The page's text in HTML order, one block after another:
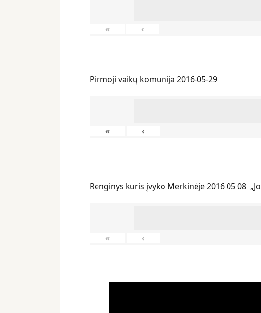
« ‹
Pirmoji vaikų komunija 2016-05-29
« ‹
Renginys kuris įvyko Merkinėje 2016 05 08
« ‹